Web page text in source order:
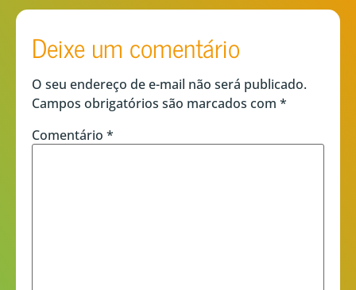
Deixe um comentário
O seu endereço de e-mail não será publicado.
Campos obrigatórios são marcados com *
Comentário *